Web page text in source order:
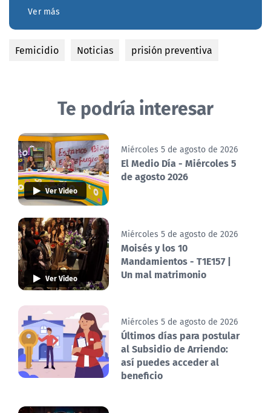
Ver más
Femicidio Noticias prisión preventiva
Te podría interesar
Ver Video
Miércoles 5 de agosto de 2026
El Medio Día - Miércoles 5
de agosto 2026
Ver Video
Miércoles 5 de agosto de 2026
Moisés y los 10
Mandamientos - T1E157 |
Un mal matrimonio
Miércoles 5 de agosto de 2026
Últimos días para postular
al Subsidio de Arriendo:
así puedes acceder al
beneficio